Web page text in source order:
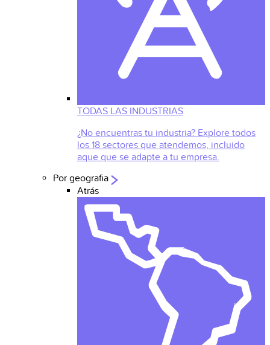
TODAS LAS INDUSTRIAS
¿No encuentras tu industria? Explore todos
los 18 sectores que atendemos, incluido
aque que se adapte a tu empresa.
Por geografia
Atrás